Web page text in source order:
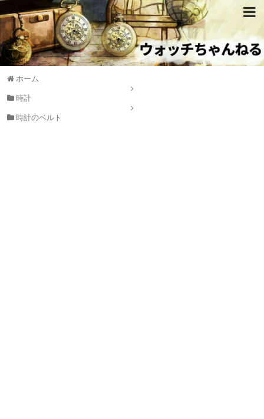
ホーム
時計
時計のベルト